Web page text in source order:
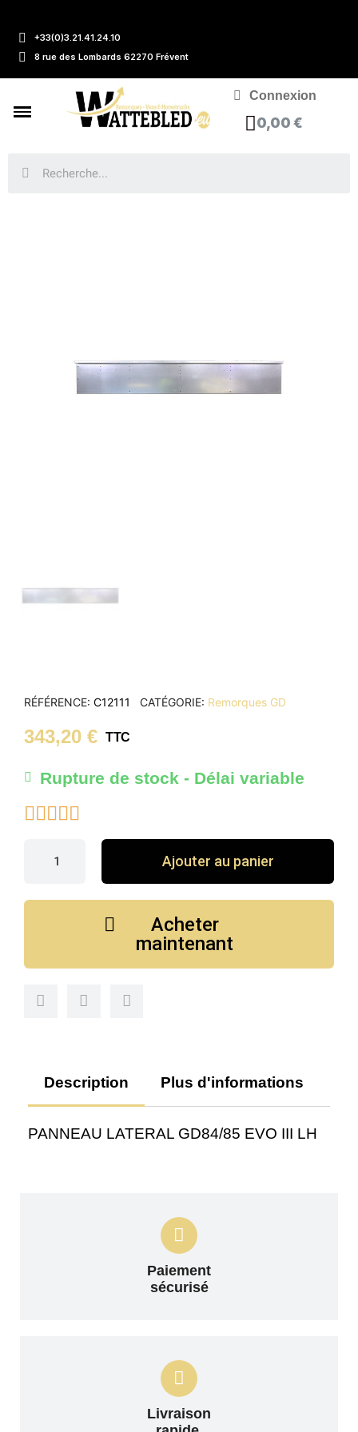
+33(0)3.21.41.24.10
8 rue des Lombards 62270 Frévent
Connexion
0,00 €
RÉFÉRENCE C12111 CATÉGORIE Remorques GD
343,20 € TTC
Rupture de stock - Délai variable

Ajouter au panier
Acheter
maintenant
Description Plus d'informations
PANNEAU LATERAL GD84/85 EVO III LH
Paiement
sécurisé
Livraison